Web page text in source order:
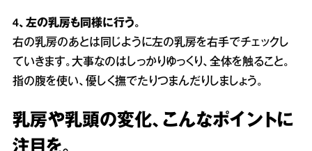
4、左の乳房も同様に行う。
右の乳房のあとは同じように左の乳房を右手でチェックし
ていきます。大事なのはしっかりゆっくり、全体を触ること。
指の腹を使い、優しく撫でたりつまんだりしましょう。
乳房や乳頭の変化、こんなポイントに
注目を。